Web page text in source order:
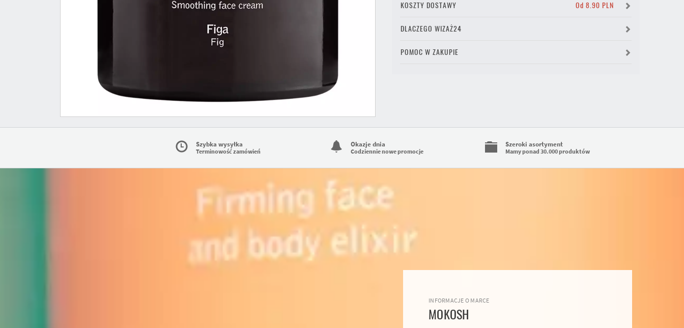
KOSZTY DOSTAWY Od 8.90 PLN
DLACZEGO WIZAŻ24
POMOC W ZAKUPIE
Szybka wysyłka
Terminowość zamówień
Okazje dnia
Codziennie nowe promocje
Szeroki asortyment
Mamy ponad 30.000 produktów
INFORMACJE O MARCE
MOKOSH